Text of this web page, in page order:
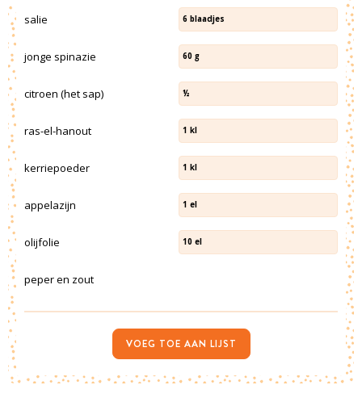
salie 6 blaadjes
jonge spinazie 60 g
citroen (het sap) ½
ras-el-hanout 1 kl
kerriepoeder 1 kl
appelazijn 1 el
olijfolie 10 el
peper en zout
VOEG TOE AAN LIJST